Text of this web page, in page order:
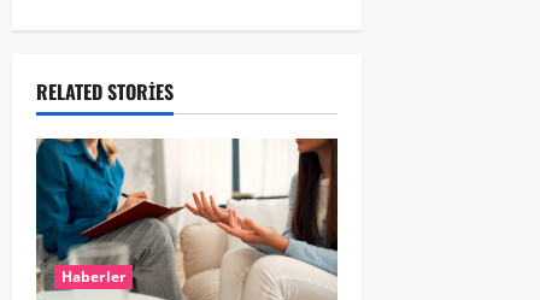
RELATED STORIES
Haberler